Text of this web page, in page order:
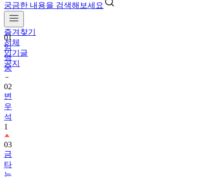
궁금한 내용을 검색해보세요
즐겨찾기
전체
인기글
공지
01
임
영
웅
02
변
우
석
1
03
금
타
는
금